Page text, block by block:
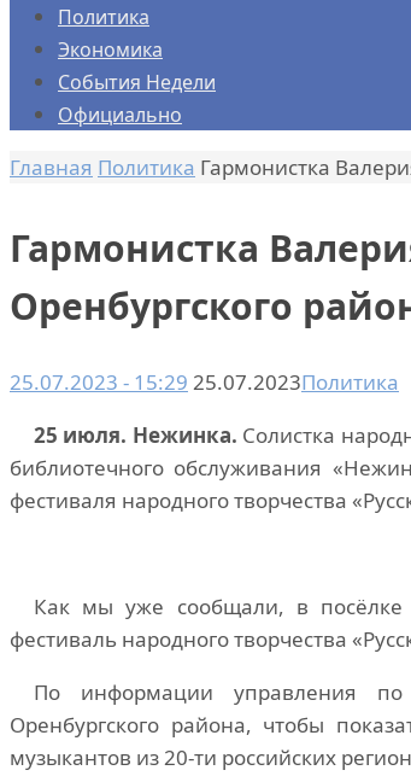
Политика
Экономика
События Недели
Официально
Главная Политика Гармонистка
Гармонистка
Оренбургского
25.07.2023 - 15:29 25.07.2023Политика
25 июля. Нежинка. Солистка
библиотечного обслуживания
фестиваля народного творчества
Как мы уже сообщали, в посёлке
фестиваль народного творчества
По информации управления по
Оренбургского района, чтобы
музыкантов из 20-ти российских